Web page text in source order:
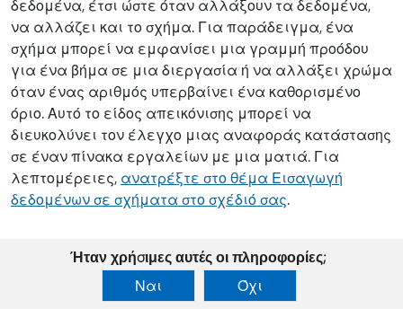
δεδομένα, έτσι ώστε όταν αλλάξουν τα δεδομένα,
να αλλάζει και το σχήμα. Για παράδειγμα, ένα
σχήμα μπορεί να εμφανίσει μια γραμμή προόδου
για ένα βήμα σε μια διεργασία ή να αλλάξει χρώμα
όταν ένας αριθμός υπερβαίνει ένα καθορισμένο
όριο. Αυτό το είδος απεικόνισης μπορεί να
διευκολύνει τον έλεγχο μιας αναφοράς κατάστασης
σε έναν πίνακα εργαλείων με μια ματιά. Για
λεπτομέρειες, ανατρέξτε στο θέμα Εισαγωγή
δεδομένων σε σχήματα στο σχέδιό σας.
Ήταν χρήσιμες αυτές οι πληροφορίες;
Ναι
Όχι